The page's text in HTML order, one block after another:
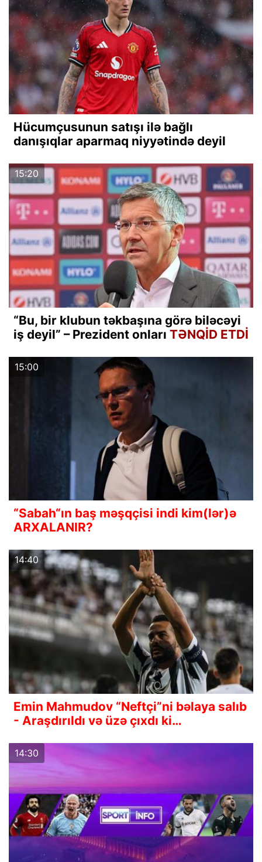
Hücumçusunun satışı ilə bağlı
danışıqlar aparmaq niyyətində deyil
15:20
“Bu, bir klubun təkbaşına görə biləcəyi
iş deyil” – Prezident onları TƏNQİD ETDİ
15:00
“Sabah“ın baş məşqçisi indi kim(lər)ə
ARXALANIR?
14:40
Emin Mahmudov “Neftçi”ni bəlaya salıb
- Araşdırıldı və üzə çıxdı ki…
14:30